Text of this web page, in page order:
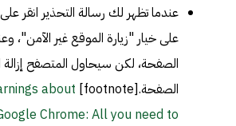
عندما تظهر لك رسالة التحذير انقر
على خيار "زيارة الموقع غير الآمن"،
الصفحة، لكن سيحاول المتصفح إزالة
الصفحة.[footnote]
about
Chrome: All you need to